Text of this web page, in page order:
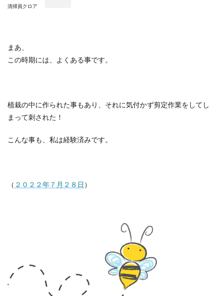
清掃員クロア
まあ、
この時期には、よくある事です。
植栽の中に作られた事もあり、それに気付かず剪定作業をしてし
まって刺された！
こんな事も、私は経験済みです。
（ ２０２２年７月２８日 ）